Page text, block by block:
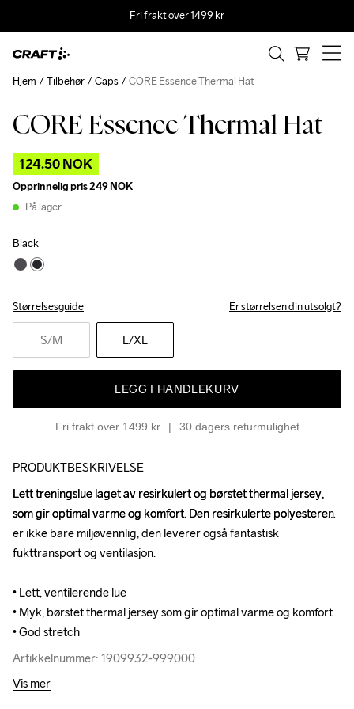
Fri frakt over 1499 kr
CORE Essence Thermal Hat
124.50 NOK
Opprinnelig pris249 NOK
På lager
Black
Størrelsesguide Er størrelsen din utsolgt?
S/M L/XL
LEGG I HANDLEKURV
Fri frakt over 1499 kr 30 dagers returmulighet
Hjem Tilbehør Caps CORE Essence Thermal Hat
Outlet
PRODUKTBESKRIVELSE
Lett treningslue laget av resirkulert og børstet thermal jersey,
som gir optimal varme og komfort. Den resirkulerte polyesteren
er ikke bare miljøvennlig, den leverer også fantastisk
fukttransport og ventilasjon.
• Lett, ventilerende lue
• Myk, børstet thermal jersey som gir optimal varme og komfort
• God stretch
Artikkelnummer: 1909932-999000
Lett treningslue laget av resirkulert og børstet thermal jersey,
som gir optimal varme og komfort. Den resirkulerte polyesteren
er ikke bare miljøvennlig, den leverer også fantastisk
fukttransport og ventilasjon.
• Lett, ventilerende lue
• Myk, børstet thermal jersey som gir optimal varme og komfort
• God stretch
Artikkelnummer: 1909932-999000
Vis mer